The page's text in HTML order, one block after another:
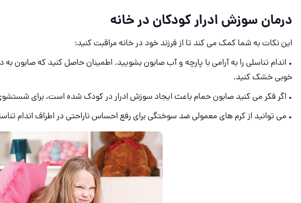
درمان سوزش ادرار کودکان در خانه
این نکات به شما کمک می کند تا از فرزند خود در خانه مراقبت کنید:
• اندام تناسلی را به آرامی با پارچه و آب صابون بشویید. اطمینان حاصل کنید که صابون
خوبی خشک کنید.
• اگر فکر می کنید صابون حمام باعث ایجاد سوزش ادرار در کودک شده است، برای
• می توانید از کرم های معمولی ضد سوختگی برای رفع احساس ناراحتی در اطراف اندام